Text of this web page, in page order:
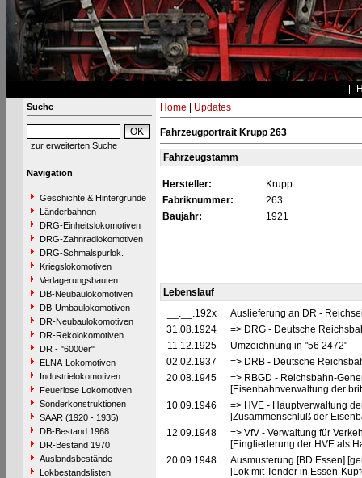
Suche
zur erweiterten Suche
Navigation
Geschichte & Hintergründe
Länderbahnen
DRG-Einheitslokomotiven
DRG-Zahnradlokomotiven
DRG-Schmalspurlok.
Kriegslokomotiven
Verlagerungsbauten
DB-Neubaulokomotiven
DB-Umbaulokomotiven
DR-Neubaulokomotiven
DR-Rekolokomotiven
DR - "6000er"
ELNA-Lokomotiven
Industrielokomotiven
Feuerlose Lokomotiven
Sonderkonstruktionen
SAAR (1920 - 1935)
DB-Bestand 1968
DR-Bestand 1970
Auslandsbestände
Lokbestandslisten
Home Updates
Fahrzeugportrait Krupp 263
Fahrzeugstamm
Hersteller:
Krupp
Fabriknummer:
263
Baujahr:
1921
Lebenslauf
__.__.192x
Auslieferung an DR -
31.08.1924
=> DRG - Deutsche
11.12.1925
Umzeichnung in "56 2472"
02.02.1937
=> DRB - Deutsche
20.08.1945
=> RBGD - Reichsbahn-
[Eisenbahnverwaltung der
10.09.1946
=> HVE - Hauptverwaltung
[Zusammenschluß der
12.09.1948
=> VfV - Verwaltung für
[Eingliederung der HVE als
20.09.1948
Ausmusterung [BD Essen]
[Lok mit Tender in Essen-